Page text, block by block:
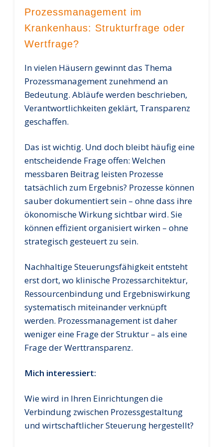
Prozessmanagement im
Krankenhaus: Strukturfrage oder
Wertfrage?
In vielen Häusern gewinnt das Thema
Prozessmanagement zunehmend an
Bedeutung. Abläufe werden beschrieben,
Verantwortlichkeiten geklärt, Transparenz
geschaffen.
Das ist wichtig. Und doch bleibt häufig eine
entscheidende Frage offen: Welchen
messbaren Beitrag leisten Prozesse
tatsächlich zum Ergebnis? Prozesse können
sauber dokumentiert sein – ohne dass ihre
ökonomische Wirkung sichtbar wird. Sie
können effizient organisiert wirken – ohne
strategisch gesteuert zu sein.
Nachhaltige Steuerungsfähigkeit entsteht
erst dort, wo klinische Prozessarchitektur,
Ressourcenbindung und Ergebniswirkung
systematisch miteinander verknüpft
werden. Prozessmanagement ist daher
weniger eine Frage der Struktur – als eine
Frage der Werttransparenz.
Mich interessiert:
Wie wird in Ihren Einrichtungen die
Verbindung zwischen Prozessgestaltung
und wirtschaftlicher Steuerung hergestellt?